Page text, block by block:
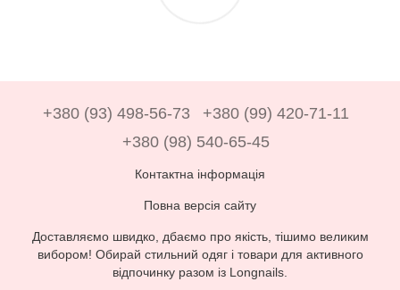
+380 (93) 498-56-73
+380 (99) 420-71-11
+380 (98) 540-65-45
Контактна інформація
Повна версія сайту
Доставляємо швидко, дбаємо про якість, тішимо великим
вибором! Обирай стильний одяг і товари для активного
відпочинку разом із Longnails.